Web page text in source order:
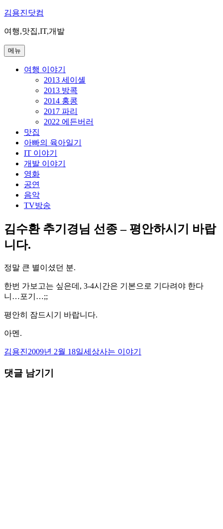
콘
츠
로
바
김용진닷컴
여행,맛집,IT,개발
메뉴
여행 이야기
2013 세이셸
2013 방콕
2014 홍콩
2017 파리
2022 에든버러
맛집
아빠의 육아일기
IT 이야기
개발 이야기
영화
공연
음악
TV방송
김수환 추기경님 선종 – 평안하시기 바랍
니다.
정말 큰 별이셨던 분.
한번 가보고는 싶은데, 3-4시간은 기본으로 기다려야 한다
니…포기…;;
평안히 잠드시기 바랍니다.
아멘.
글
이
김용진작
일
2009년 2월 18일카
세상사는 이야기
댓글 남기기